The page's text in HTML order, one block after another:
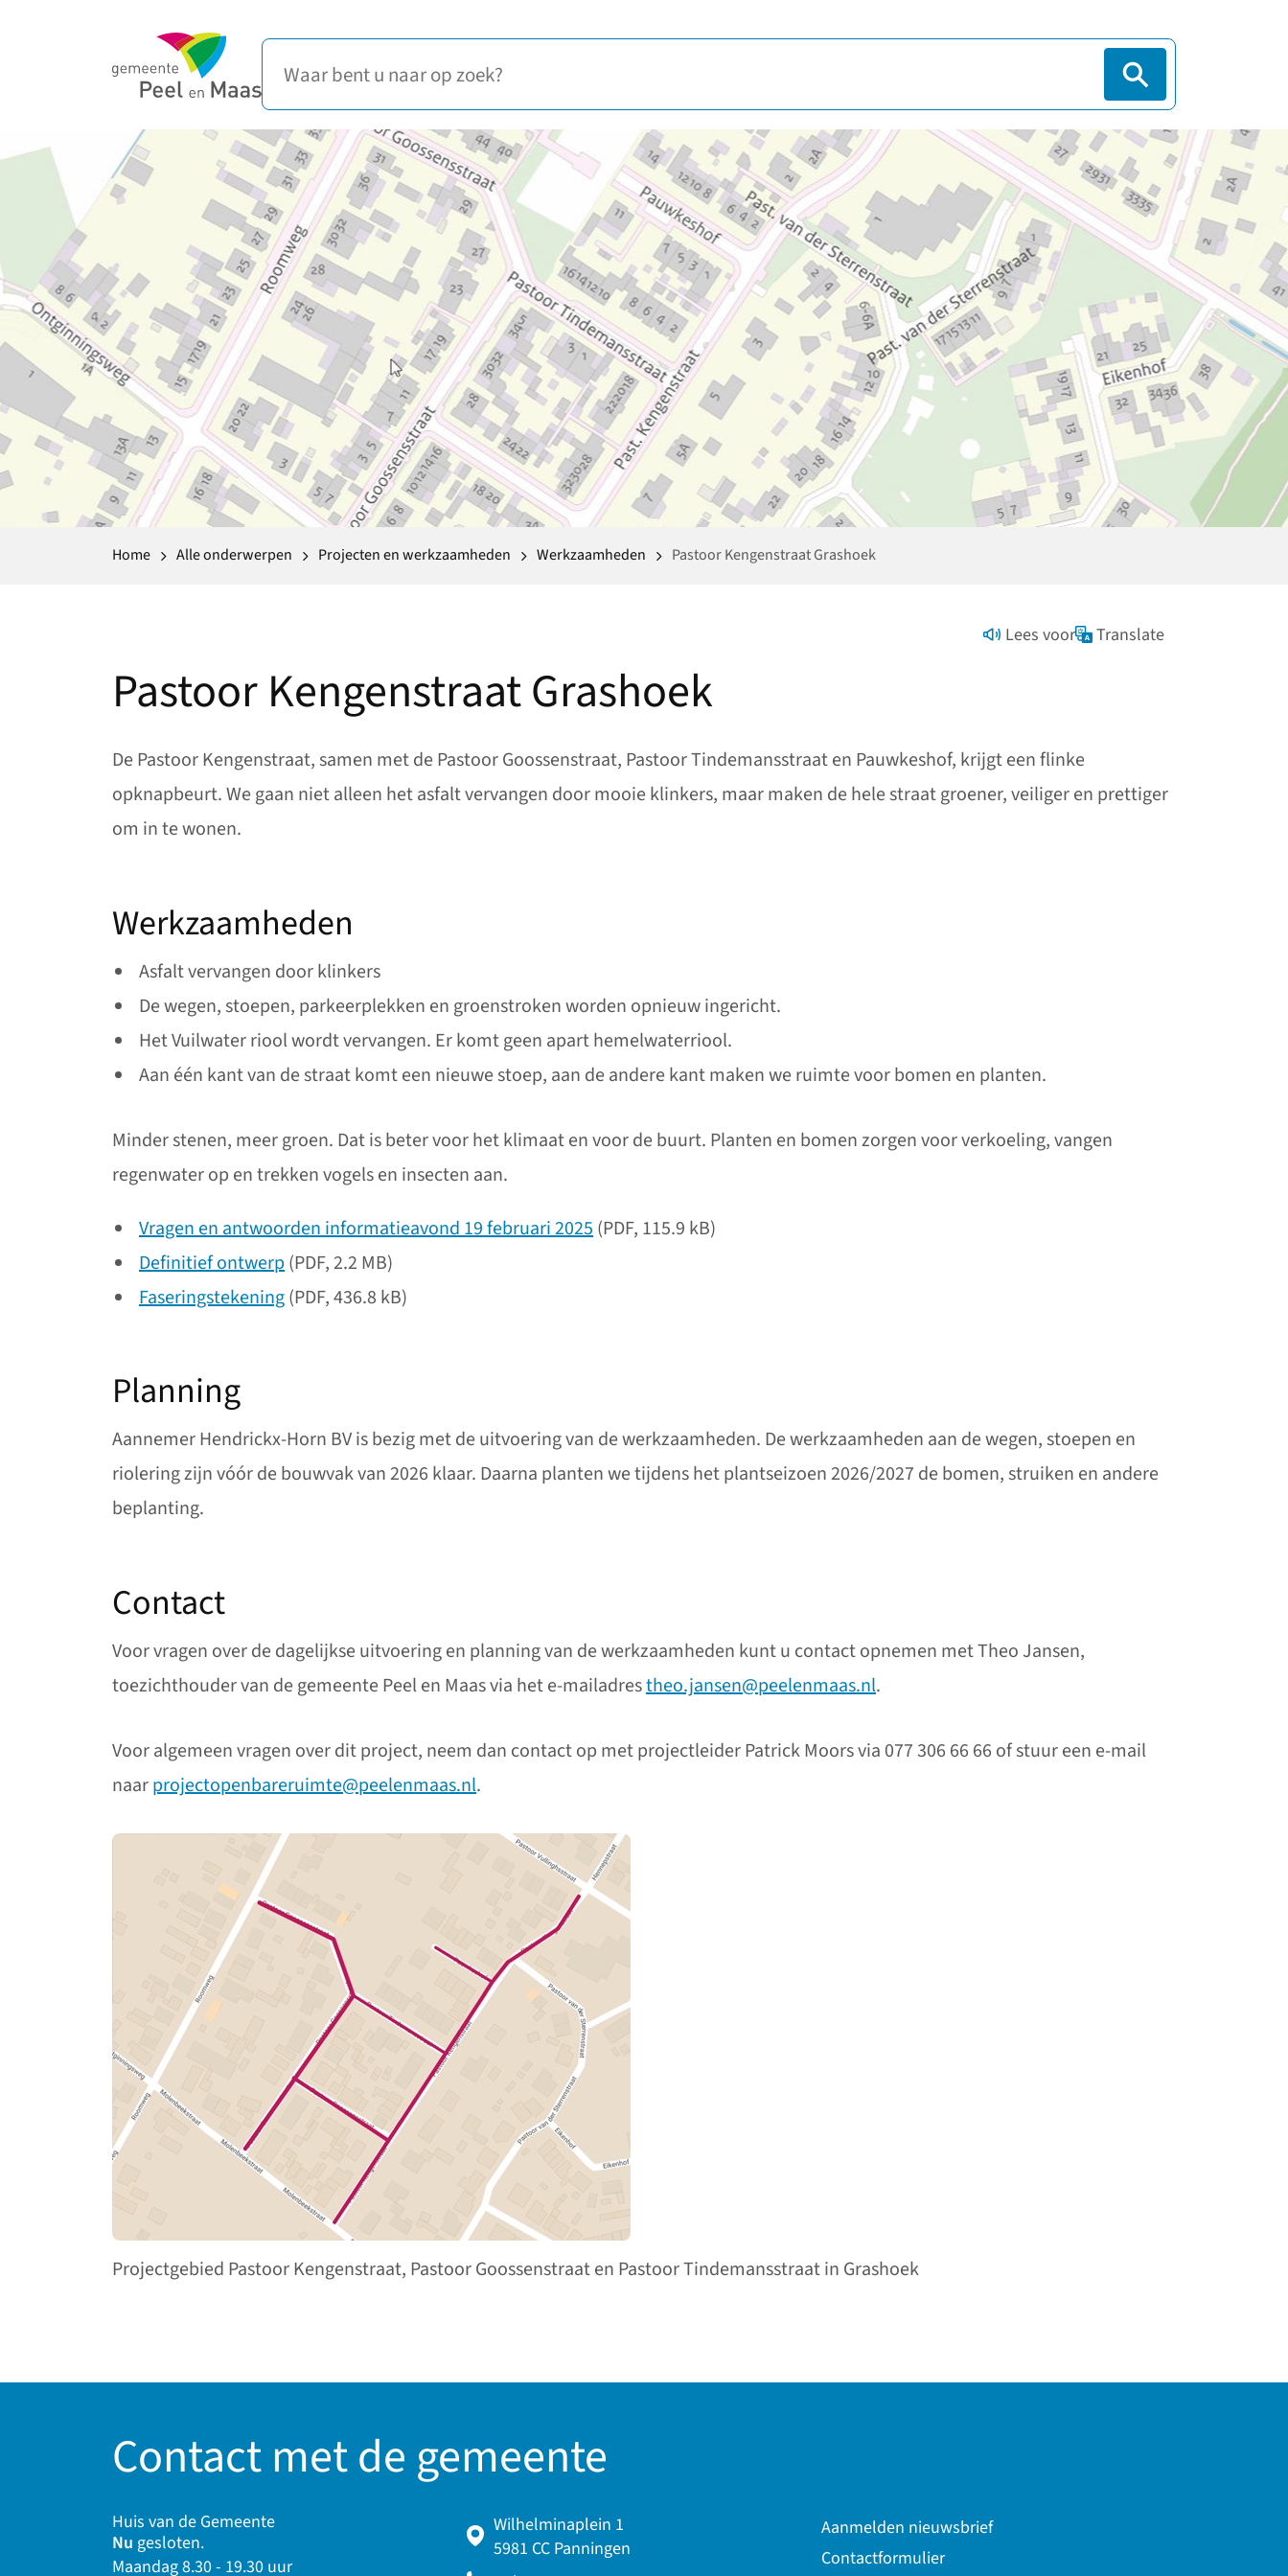
Home Alle onderwerpen Projecten en werkzaamheden Werkzaamheden Pastoor Kengenstraat Grashoek
Lees voor Translate
Pastoor Kengenstraat Grashoek
De Pastoor Kengenstraat, samen met de Pastoor Goossenstraat, Pastoor Tindemansstraat en Pauwkeshof, krijgt een flinke
opknapbeurt. We gaan niet alleen het asfalt vervangen door mooie klinkers, maar maken de hele straat groener, veiliger en prettiger
om in te wonen.
Werkzaamheden
Asfalt vervangen door klinkers
De wegen, stoepen, parkeerplekken en groenstroken worden opnieuw ingericht.
Het Vuilwater riool wordt vervangen. Er komt geen apart hemelwaterriool.
Aan één kant van de straat komt een nieuwe stoep, aan de andere kant maken we ruimte voor bomen en planten.
Minder stenen, meer groen. Dat is beter voor het klimaat en voor de buurt. Planten en bomen zorgen voor verkoeling, vangen
regenwater op en trekken vogels en insecten aan.
Vragen en antwoorden informatieavond 19 februari 2025(PDF, 115.9 kB)
Definitief ontwerp(PDF, 2.2 MB)
Faseringstekening(PDF, 436.8 kB)
Planning
Aannemer Hendrickx-Horn BV is bezig met de uitvoering van de werkzaamheden. De werkzaamheden aan de wegen, stoepen en
riolering zijn vóór de bouwvak van 2026 klaar. Daarna planten we tijdens het plantseizoen 2026/2027 de bomen, struiken en andere
beplanting.
Contact
Voor vragen over de dagelijkse uitvoering en planning van de werkzaamheden kunt u contact opnemen met Theo Jansen,
toezichthouder van de gemeente Peel en Maas via het e-mailadrestheo.jansen@peelenmaas.nl.
Voor algemeen vragen over dit project, neem dan contact op met projectleider Patrick Moors via 077 306 66 66 of stuur een e-mail
naarprojectopenbareruimte@peelenmaas.nl.
Projectgebied Pastoor Kengenstraat, Pastoor Goossenstraat en Pastoor Tindemansstraat in Grashoek
Contact met de gemeente
Huis van de Gemeente
Nu gesloten.
Maandag 8.30 - 19.30 uur
Wilhelminaplein 1
5981 CC Panningen
Aanmelden nieuwsbrief
Contactformulier